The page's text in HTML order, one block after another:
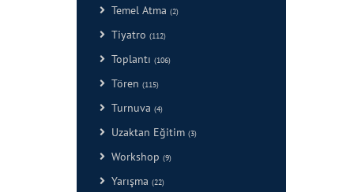
Temel Atma (2)
Tiyatro (112)
Toplantı (106)
Tören (115)
Turnuva (4)
Uzaktan Eğitim (3)
Workshop (9)
Yarışma (22)